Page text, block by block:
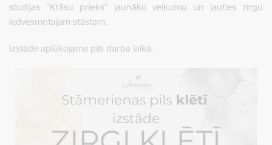
studijas "Krāsu prieks" jaunāko veikumu un ļauties zirgu
iedvesmotajam stāstam.
Izstāde aplūkojama pils darba laikā.